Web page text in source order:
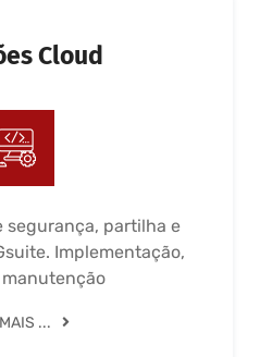
Cloud
segurança, partilha e
Implementação,
...